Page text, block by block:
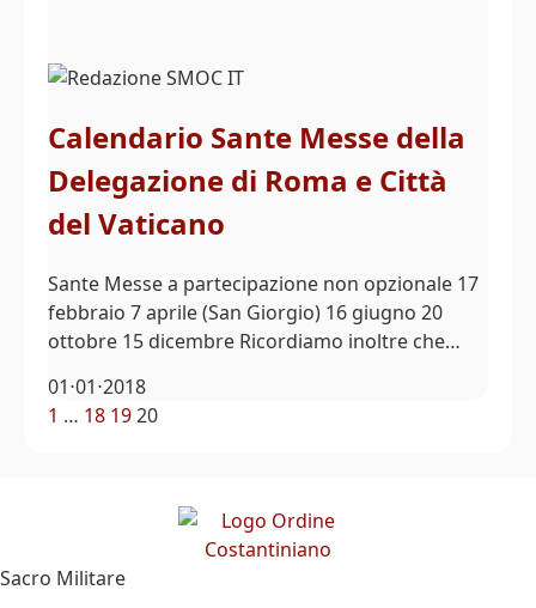
Calendario Sante Messe della
Delegazione di Roma e Città
del Vaticano
Sante Messe a partecipazione non opzionale 17
febbraio 7 aprile (San Giorgio) 16 giugno 20
ottobre 15 dicembre Ricordiamo inoltre che…
01⋅01⋅2018
1 … 18 1920
Sacro Militare